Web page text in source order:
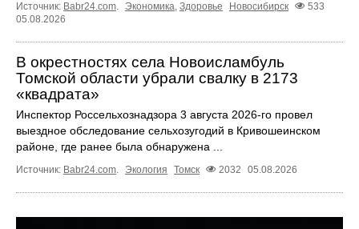
Источник: Babr24.com. Экономика, Здоровье Новосибирск
533
05.08.2026
В окрестностях села Новоисламбуль
Томской области убрали свалку в 2173
«квадрата»
Инспектор Россельхознадзора 3 августа 2026-го провел
выездное обследование сельхозугодий в Кривошеинском
районе, где ранее была обнаружена ...
Источник: Babr24.com. Экология Томск 2032 05.08.2026